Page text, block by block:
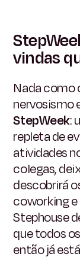
vindas
Nada como
nervosismo
StepWeek:
repleta de
atividades
colegas,
descobrirá
coworking
Stephouse
que todos
então já